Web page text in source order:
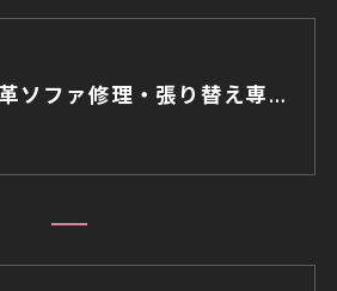
革ソファ修理・張り替え専門店レシッズ｜愛知・豊川（買い替えの半額）